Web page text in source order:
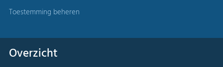
Toestemming beheren
Overzicht